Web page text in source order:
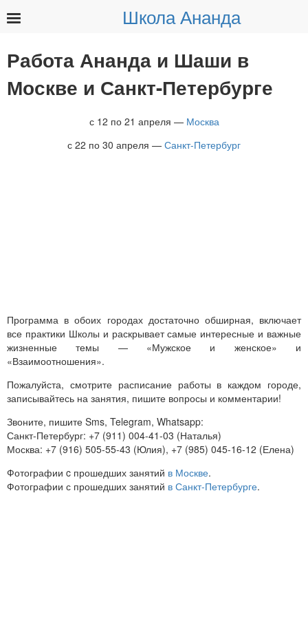
Школа Ананда
Работа Ананда и Шаши в
Москве и Санкт-Петербурге
с 12 по 21 апреля — Москва
с 22 по 30 апреля — Санкт-Петербург
Программа в обоих городах достаточно обширная, включает
все практики Школы и раскрывает самые интересные и важные
жизненные темы — «Мужское и женское» и
«Взаимоотношения».
Пожалуйста, смотрите расписание работы в каждом городе,
записывайтесь на занятия, пишите вопросы и комментарии!
Звоните, пишите Sms, Telegram, Whatsapp:
Санкт-Петербург: +7 (911) 004-41-03 (Наталья)
Москва: +7 (916) 505-55-43 (Юлия), +7 (985) 045-16-12 (Елена)
Фотографии c прошедших занятий в Москве.
Фотографии с прошедших занятий в Санкт-Петербурге.